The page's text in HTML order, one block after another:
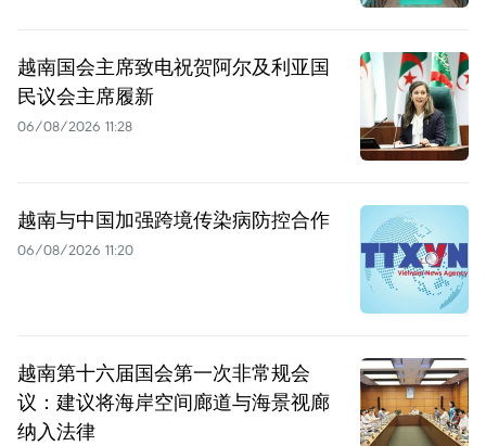
越南国会主席致电祝贺阿尔及利亚国
民议会主席履新
06/08/2026 11:28
越南与中国加强跨境传染病防控合作
06/08/2026 11:20
越南第十六届国会第一次非常规会
议：建议将海岸空间廊道与海景视廊
纳入法律